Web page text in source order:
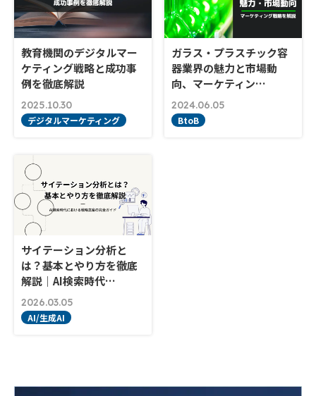
教育機関のデジタルマー
ケティング戦略と成功事
例を徹底解説
2025.10.30
デジタルマーケティング
ガラス・プラスチック容
器業界の魅力と市場動
向、マーケティン…
2024.06.05
BtoB
サイテーション分析と
は？基本とやり方を徹底
解説｜AI検索時代…
2026.03.05
AI/生成AI